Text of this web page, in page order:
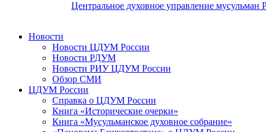
Центральное духовное управление мусульман
Новости
Новости ЦДУМ России
Новости РДУМ
Новости РИУ ЦДУМ России
Обзор СМИ
ЦДУМ России
Справка о ЦДУМ России
Книга «Исторические очерки»
Книга «Мусульманское духовное собрание»